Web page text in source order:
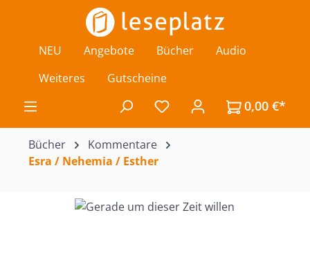
Zum Hauptinhalt springen
NEU Angebote Bücher
Audio
Weiteres
Gutscheine
Du hast 0 Produkte auf
0,00 €*
Bücher
Kommentare
Esra / Nehemia / Esther
Bildergalerie überspringen